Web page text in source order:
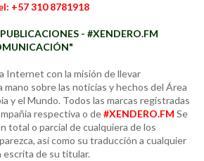
+57 310 8781918
- #XENDERO.FM
Internet con la misión de llevar
mano sobre las noticias y hechos del Área
y el Mundo. Todos las marcas registradas
respectiva o de#XENDERO.FM Se
total o parcial de cualquiera de los
así como su traducción a cualquier
escrita de su titular.